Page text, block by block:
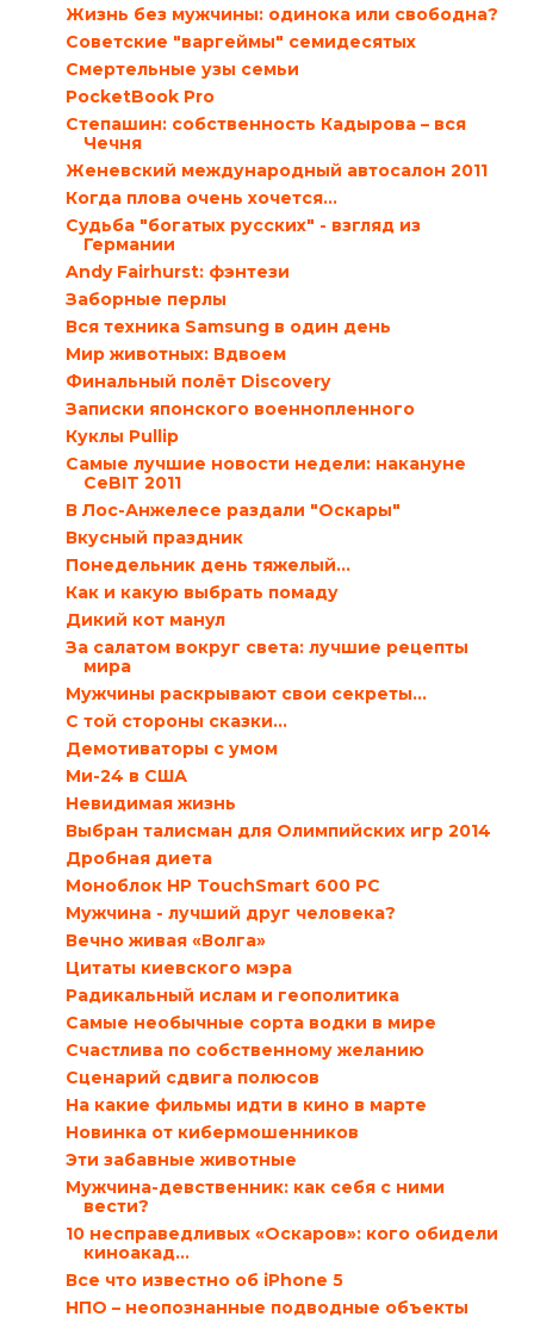
Жизнь без мужчины: одинока или свободна?
Советские "варгеймы" семидесятых
Смертельные узы семьи
PocketBook Pro
Степашин: собственность Кадырова – вся
Чечня
Женевский международный автосалон 2011
Когда плова очень хочется…
Судьба "богатых русских" - взгляд из
Германии
Andy Fairhurst: фэнтези
Заборные перлы
Вся техника Samsung в один день
Мир животных: Вдвоем
Финальный полёт Discovery
Записки японского военнопленного
Куклы Pullip
Самые лучшие новости недели: накануне
CeBIT 2011
В Лос-Анжелесе раздали "Оскары"
Вкусный праздник
Понедельник день тяжелый…
Как и какую выбрать помаду
Дикий кот манул
За салатом вокруг света: лучшие рецепты
мира
Мужчины раскрывают свои секреты…
С той стороны сказки…
Демотиваторы с умом
Ми-24 в США
Невидимая жизнь
Выбран талисман для Олимпийских игр 2014
Дробная диета
Моноблок HP TouchSmart 600 PC
Мужчина - лучший друг человека?
Вечно живая «Волга»
Цитаты киевского мэра
Радикальный ислам и геополитика
Самые необычные сорта водки в мире
Счастлива по собственному желанию
Сценарий сдвига полюсов
На какие фильмы идти в кино в марте
Новинка от кибермошенников
Эти забавные животные
Мужчина-девственник: как себя с ними
вести?
10 несправедливых «Оскаров»: кого обидели
киноакад...
Все что известно об iPhone 5
НПО – неопознанные подводные объекты